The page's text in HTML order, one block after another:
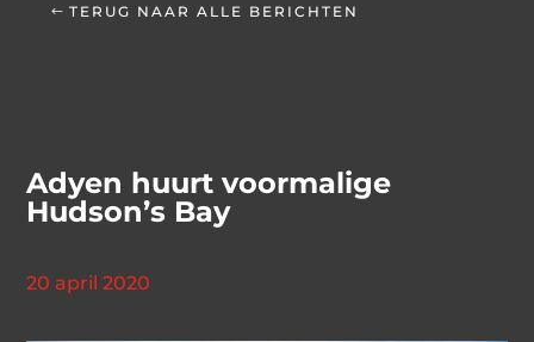
TERUG NAAR ALLE BERICHTEN
Adyen huurt voormalige
Hudson’s Bay
20 april 2020